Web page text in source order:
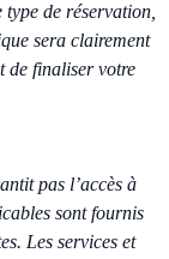
de réservation,
sera clairement
de finaliser votre
pas l’accès à
sont fournis
Les services et